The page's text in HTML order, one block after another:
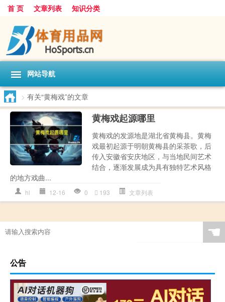
首 页 文章列表 知识分类
网站导航
> 有关“黄梅戏”的文章
黄梅戏起源哪里
黄梅戏的发源地是湖北省黄梅县。黄梅
戏最初起源于明朝黄梅县的采茶歌，后
传入安徽省安庆地区，与当地民间艺术
结合，逐渐发展成为具有独特艺术风格
的地方戏曲...
hl 12-16 0 193 文章列表
☚
公告